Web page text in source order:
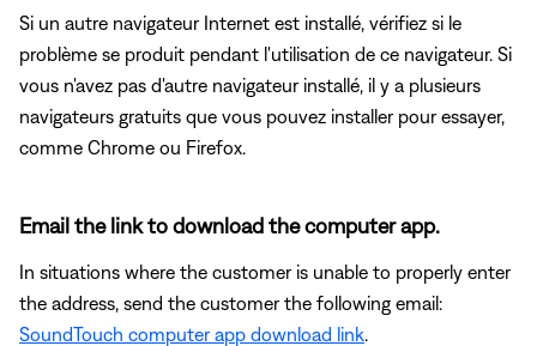
Si un autre navigateur Internet est installé, vérifiez si le
problème se produit pendant l'utilisation de ce navigateur. Si
vous n'avez pas d'autre navigateur installé, il y a plusieurs
navigateurs gratuits que vous pouvez installer pour essayer,
comme Chrome ou Firefox.
Email the link to download the computer app.
In situations where the customer is unable to properly enter
the address, send the customer the following email:
SoundTouch computer app download link